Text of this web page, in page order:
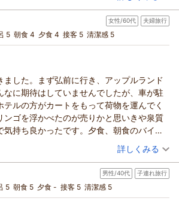
折々の宿泊企画をご用意しております。
泊いただけましたら幸いでございます。
泊とご投稿に心より感謝申し上げます。
上委員会
お言葉は、私どもにとって何よりの励み
ございます。
呂についてもご満足いただけたとのこ
。
った」と感じていただける時間をご提供
一同、より一層心を込めたおもてなしに
いますので、どうぞご体調など崩されま
上委員会
（返信日：2026/04/28）
ンプーバイキングがありますが、備え付け
に満足ですし、りんごが浮いているお風呂
きているので満足しています。
い致します
泊 (出張)
朝食のみプラン】青森の朝まんま♪「マグロの漬
キング
和室 朝のみ
ルランドからの返信
ただき、そして心のこもった温かいご感
本当にありがとうございます。
ただいているとのこと、こうして繰り返
けることが何より嬉しく、スタッフ一同大
ます。
すが、ウェルカムりんごもお楽しみいた
ございます。
お寛ぎいただけたご様子に安心いたしま
女性/60代 夫婦旅行
5 朝食 4 夕食 4 接客 5 清潔感 5
ました。まず弘前に行き、アップルランド
なに期待はしていませんでしたが、車が駐
ルの方がカートをもって荷物を運んでく
ンゴを浮かべたのが売りかと思いきや泉質
気持ち良かったです。夕食、朝食のバイキ
番かなと思うほど一つ一つが丁寧でした。
ルという実感で皆さんにお勧めしたいで
（投稿日：2026/04/19）
泊 (夫婦旅行)
さん
お得な10日間】バイキング＜ダイニング星の金貨
題付★
和室 朝・夕
詳しくみる
男性/40代 子連れ旅行
5 朝食 5 夕食 - 接客 5 清潔感 5